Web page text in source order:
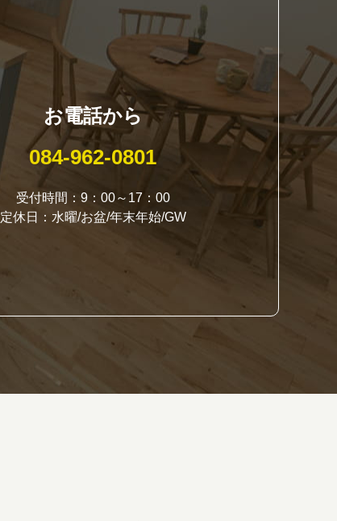
お電話から
084-962-0801
受付時間：9：00～17：00
定休日：水曜/お盆/年末年始/GW